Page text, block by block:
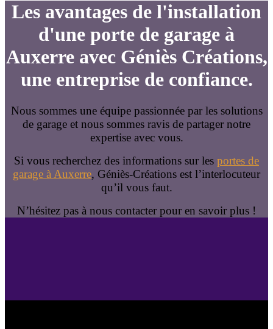
Les avantages de l'installation
d'une porte de garage à
Auxerre avec Géniès Créations,
une entreprise de confiance.
Nous sommes une équipe passionnée par les solutions
de garage et nous sommes ravis de partager notre
expertise avec vous.
Si vous recherchez des informations sur les portes de
garage à Auxerre, Géniès-Créations est l’interlocuteur
qu’il vous faut.
N’hésitez pas à nous contacter pour en savoir plus !